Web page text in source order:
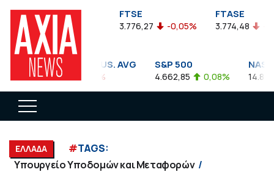
FTSEA
899,47 -0,04%
FTSE
3.776,27 -0,05%
FTASE
3.774,48 -
DOW JONES INDUS. AVG
35.911,81 -0,56%
S&P 500
4.662,85 0,08% 14.893,75
ΕΛΛΑΔΑ #TAGS:
Υπουργείο Υποδομών και Μεταφορών